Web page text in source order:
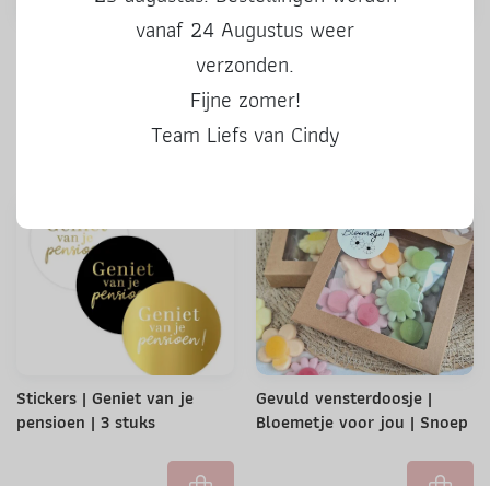
Stickers | Kado voor jou |
Stickers | 50 Hoera | 3 stuks
0,50
Stickers | Geniet van je
pensioen | 3 stuks
Gevuld vensterdoosje |
Bloemetje voor jou | Snoep
vanaf 24 Augustus weer
verzonden.
Fijne zomer!
Team Liefs van Cindy